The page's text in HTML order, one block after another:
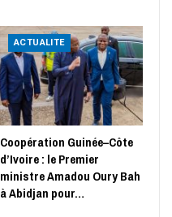
ACTUALITE
Coopération Guinée–Côte
d’Ivoire : le Premier
ministre Amadou Oury Bah
à Abidjan pour…